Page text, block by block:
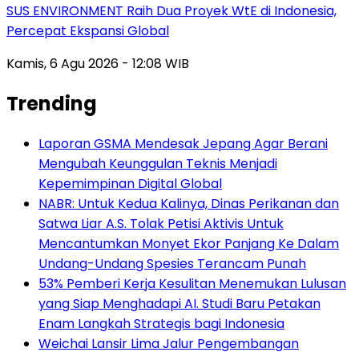
SUS ENVIRONMENT Raih Dua Proyek WtE di Indonesia,
Percepat Ekspansi Global
Kamis, 6 Agu 2026 - 12:08 WIB
Trending
Laporan GSMA Mendesak Jepang Agar Berani
Mengubah Keunggulan Teknis Menjadi
Kepemimpinan Digital Global
NABR: Untuk Kedua Kalinya, Dinas Perikanan dan
Satwa Liar A.S. Tolak Petisi Aktivis Untuk
Mencantumkan Monyet Ekor Panjang Ke Dalam
Undang-Undang Spesies Terancam Punah
53% Pemberi Kerja Kesulitan Menemukan Lulusan
yang Siap Menghadapi AI. Studi Baru Petakan
Enam Langkah Strategis bagi Indonesia
Weichai Lansir Lima Jalur Pengembangan